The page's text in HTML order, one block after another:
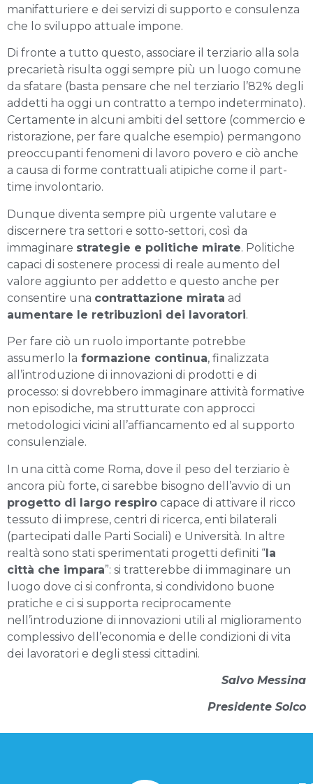
manifatturiere e dei servizi di supporto e consulenza
che lo sviluppo attuale impone.
Di fronte a tutto questo, associare il terziario alla sola
precarietà risulta oggi sempre più un luogo comune
da sfatare (basta pensare che nel terziario l’82% degli
addetti ha oggi un contratto a tempo indeterminato).
Certamente in alcuni ambiti del settore (commercio e
ristorazione, per fare qualche esempio) permangono
preoccupanti fenomeni di lavoro povero e ciò anche
a causa di forme contrattuali atipiche come il part-
time involontario.
Dunque diventa sempre più urgente valutare e
discernere tra settori e sotto-settori, così da
immaginare strategie e politiche mirate. Politiche
capaci di sostenere processi di reale aumento del
valore aggiunto per addetto e questo anche per
consentire una contrattazione mirata ad
aumentare le retribuzioni dei lavoratori.
Per fare ciò un ruolo importante potrebbe
assumerlo la formazione continua, finalizzata
all’introduzione di innovazioni di prodotti e di
processo: si dovrebbero immaginare attività formative
non episodiche, ma strutturate con approcci
metodologici vicini all’affiancamento ed al supporto
consulenziale.
In una città come Roma, dove il peso del terziario è
ancora più forte, ci sarebbe bisogno dell’avvio di un
progetto di largo respiro capace di attivare il ricco
tessuto di imprese, centri di ricerca, enti bilaterali
(partecipati dalle Parti Sociali) e Università. In altre
realtà sono stati sperimentati progetti definiti “la
città che impara”: si tratterebbe di immaginare un
luogo dove ci si confronta, si condividono buone
pratiche e ci si supporta reciprocamente
nell’introduzione di innovazioni utili al miglioramento
complessivo dell’economia e delle condizioni di vita
dei lavoratori e degli stessi cittadini.
Salvo Messina
Presidente Solco